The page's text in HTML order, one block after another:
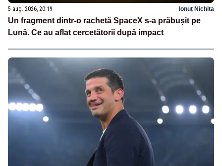
5 aug. 2026, 20:19 Ionuț Nichita
Un fragment dintr-o rachetă SpaceX s-a prăbușit pe
Lună. Ce au aflat cercetătorii după impact